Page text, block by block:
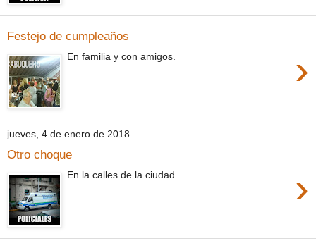
Festejo de cumpleaños
›
En familia y con amigos.
jueves, 4 de enero de 2018
Otro choque
›
En la calles de la ciudad.